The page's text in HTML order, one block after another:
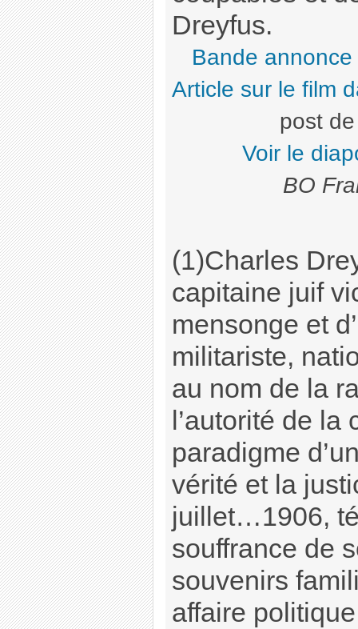
Dreyfus.
Bande annonce
Article sur le film
post
Voir le
BO
(1)Charles
capitaine juif
mensonge et
militariste,
au nom de la
l’autorité de
paradigme
vérité et la
juillet…1906,
souffrance de
souvenirs
affaire